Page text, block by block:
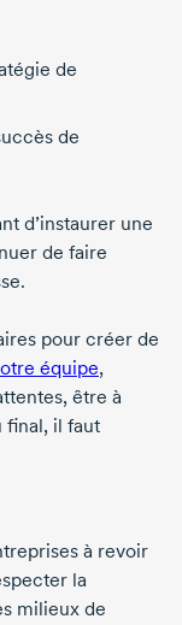
de
de
d’instaurer une
de faire
pour créer de
équipe,
être à
final, il faut
à revoir
la
milieux de